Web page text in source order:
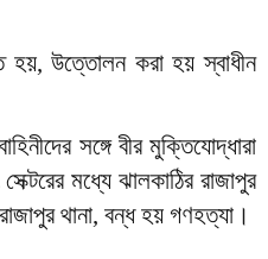
হয়, উত্তোলন করা হয় স্বাধীন
সঙ্গে বীর মুক্তিযোদ্ধারা
মধ্যে ঝালকাঠির রাজাপুর
থানা, বন্ধ হয় গণহত্যা।